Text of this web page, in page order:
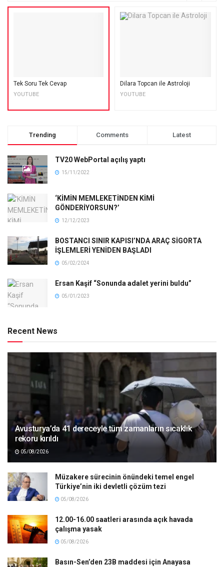
Tek Soru Tek Cevap
YOUTUBE
Dilara Topcan ile Astroloji
YOUTUBE
Trending Comments Latest
TV20 WebPortal açılış yaptı
15/11/2022
‘KİMİN MEMLEKETİNDEN KİMİ
GÖNDERİYORSUN?’
12/12/2023
BOSTANCI SINIR KAPISI’NDA ARAÇ SİGORTA
İŞLEMLERİ YENİDEN BAŞLADI
05/02/2024
Ersan Kaşif “Sonunda adalet yerini buldu”
05/01/2023
Recent News
Avusturya’da 41 dereceyle tüm zamanların sıcaklık
rekoru kırıldı
05/08/2026
Müzakere sürecinin önündeki temel engel
Türkiye’nin iki devletli çözüm tezi
05/08/2026
12.00-16.00 saatleri arasında açık havada
çalışma yasak
05/08/2026
Basın-Sen’den 23B maddesi için Anayasa